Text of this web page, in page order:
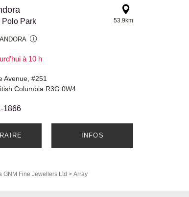
Polo Park
à 10 h
53.9km
Avenue, #251
Columbia R3G 0W4
1866
INFOS
GNM Fine Jewellers Ltd > Array